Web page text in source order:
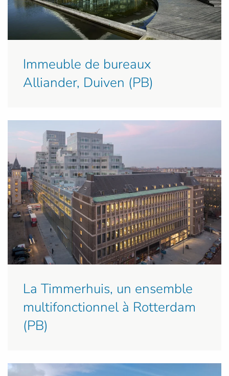
Immeuble de bureaux
Alliander, Duiven (PB)
La Timmerhuis, un ensemble
multifonctionnel à Rotterdam
(PB)